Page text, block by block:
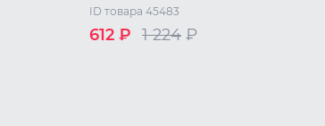
ID товара 45483
612 ₽ 1 224 ₽